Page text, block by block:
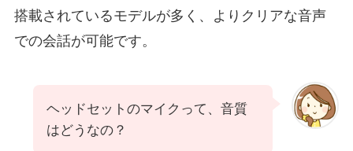
搭載されているモデルが多く、よりクリアな音声
での会話が可能です。
ヘッドセットのマイクって、音質
はどうなの？